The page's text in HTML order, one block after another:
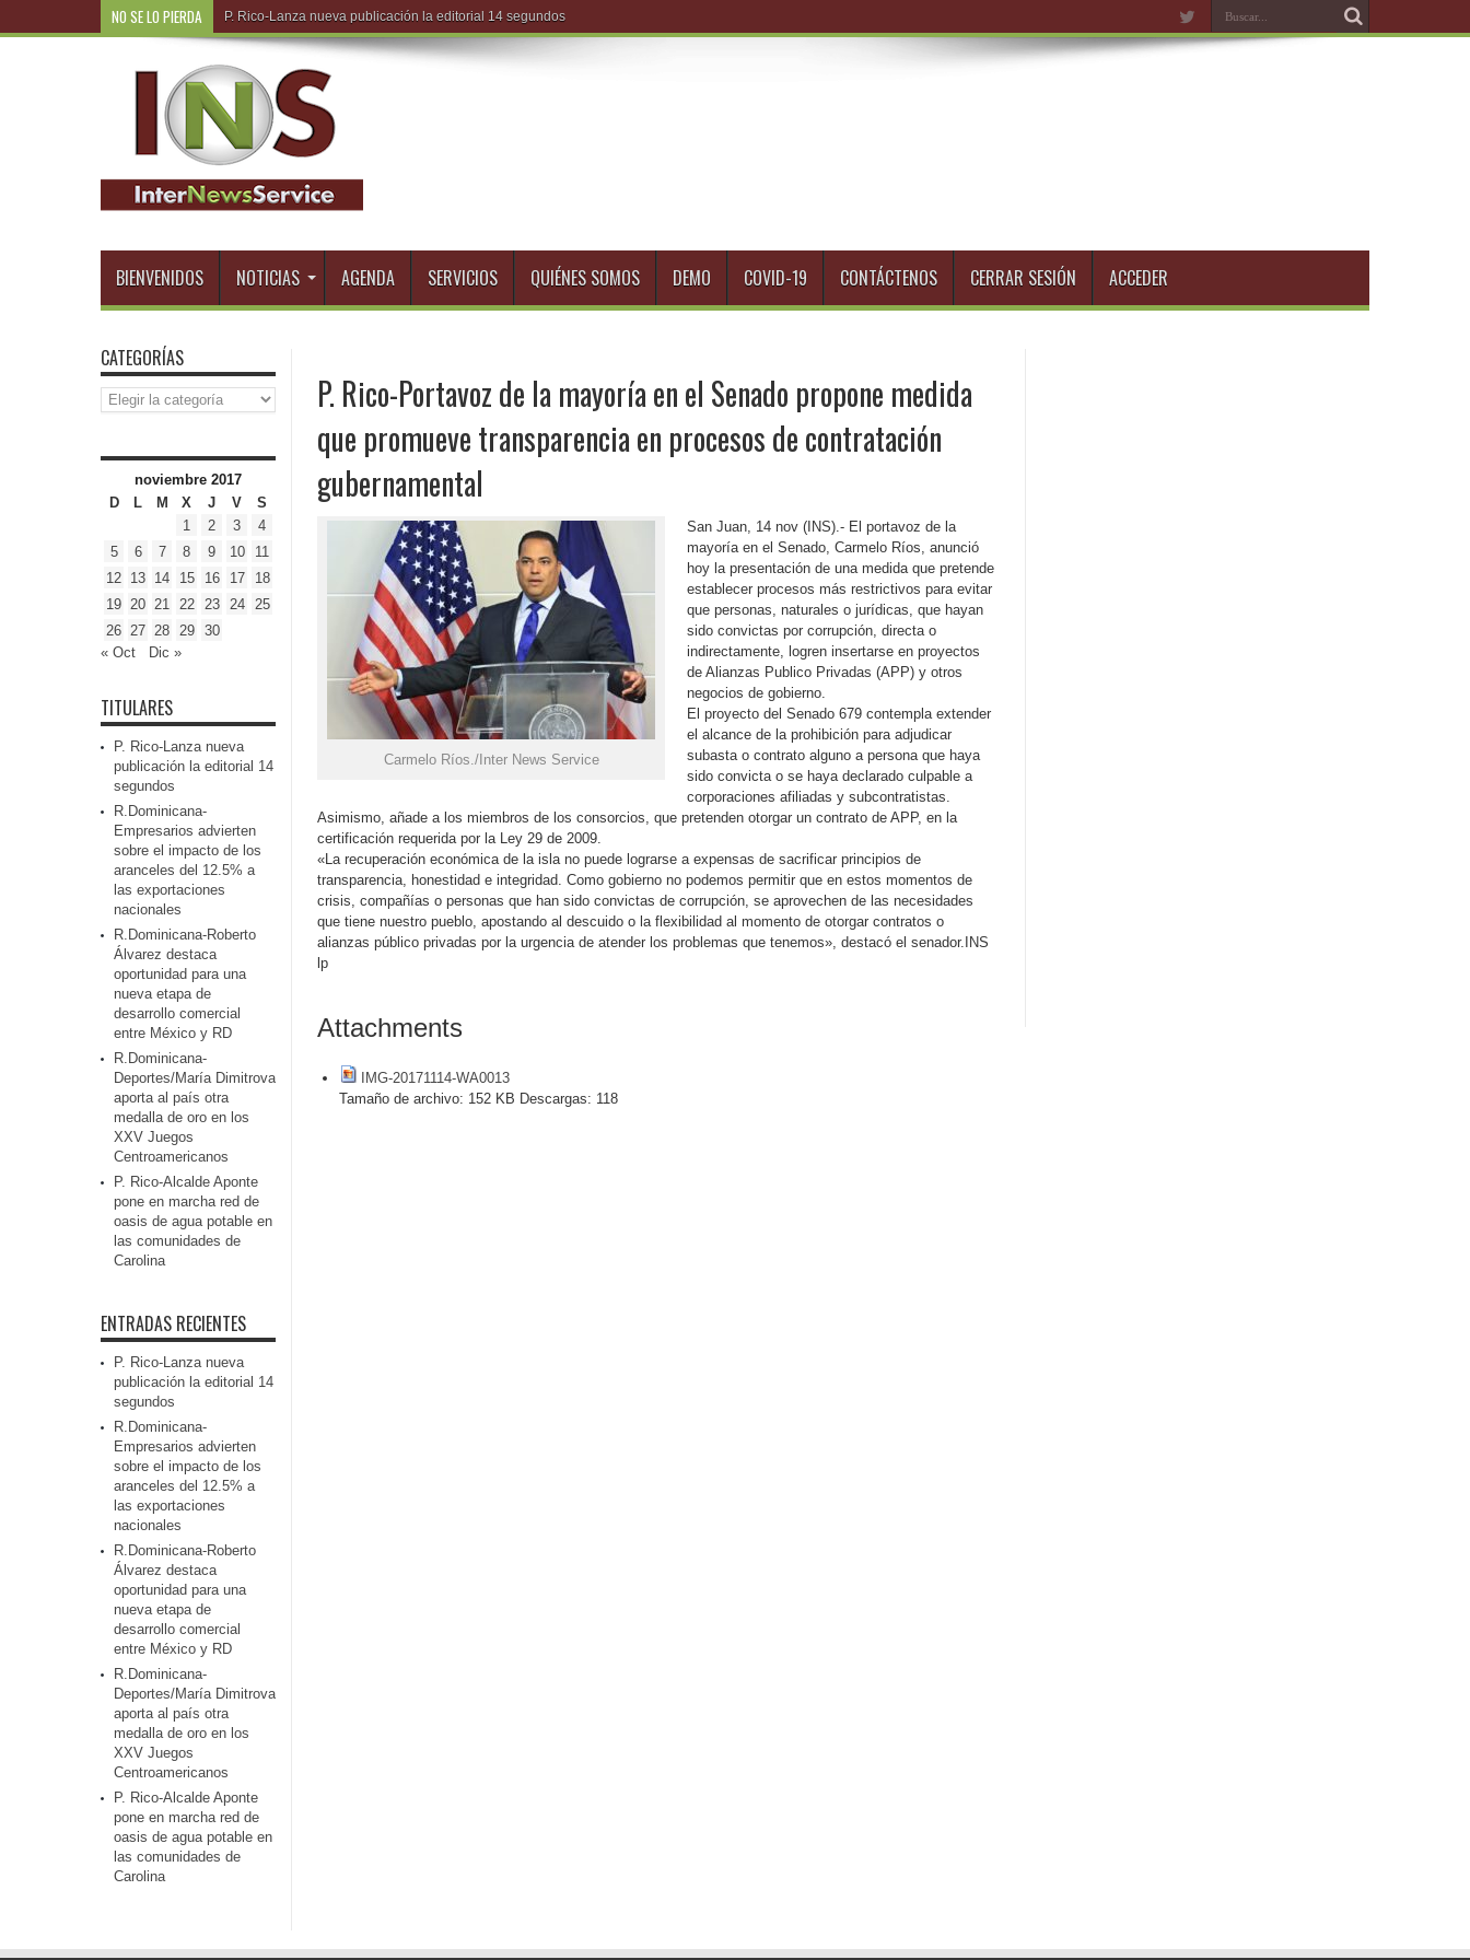
NO SE LO PIERDA R.Do
BIENVENIDOS NOTICIAS AGENDA SERVICIOS QUIÉNES SOMOS DEMO COVID-19 CONTÁCTENOS CERRAR SESIÓN ACCEDER
P. Rico-Portavoz de la mayoría en el Senado propone medida
que promueve transparencia en procesos de contratación
gubernamental
Carmelo Ríos./Inter News Service
San Juan, 14 nov (INS).- El portavoz de la
mayoría en el Senado, Carmelo Ríos, anunció
hoy la presentación de una medida que pretende
establecer procesos más restrictivos para evitar
que personas, naturales o jurídicas, que hayan
sido convictas por corrupción, directa o
indirectamente, logren insertarse en proyectos
de Alianzas Publico Privadas (APP) y otros
negocios de gobierno.
El proyecto del Senado 679 contempla extender
el alcance de la prohibición para adjudicar
subasta o contrato alguno a persona que haya
sido convicta o se haya declarado culpable a
corporaciones afiliadas y subcontratistas.
Asimismo, añade a los miembros de los consorcios, que pretenden otorgar un contrato de APP, en la
certificación requerida por la Ley 29 de 2009.
«La recuperación económica de la isla no puede lograrse a expensas de sacrificar principios de
transparencia, honestidad e integridad. Como gobierno no podemos permitir que en estos momentos de
crisis, compañías o personas que han sido convictas de corrupción, se aprovechen de las necesidades
que tiene nuestro pueblo, apostando al descuido o la flexibilidad al momento de otorgar contratos o
alianzas público privadas por la urgencia de atender los problemas que tenemos», destacó el senador.INS
lp
Attachments
IMG-20171114-WA0013
Tamaño de archivo: 152 KB Descargas: 118
CATEGORÍAS
Categorías
noviembre 2017
D
L M X J V
S
1
2 3
4
5
6 7 8 9 10
11
12 13 14 15 16 17
18
19 20 21 22 23 24
25
26 27 28 29
30
« Oct
Dic »
TITULARES
P. Rico-Lanza nueva
publicación la editorial 14
segundos
R.Dominicana-
Empresarios advierten
sobre el impacto de los
aranceles del 12.5% a
las exportaciones
nacionales
R.Dominicana-Roberto
Álvarez destaca
oportunidad para una
nueva etapa de
desarrollo comercial
entre México y RD
R.Dominicana-
Deportes/María Dimitrova
aporta al país otra
medalla de oro en los
XXV Juegos
Centroamericanos
P. Rico-Alcalde Aponte
pone en marcha red de
oasis de agua potable en
las comunidades de
Carolina
ENTRADAS RECIENTES
P. Rico-Lanza nueva
publicación la editorial 14
segundos
R.Dominicana-
Empresarios advierten
sobre el impacto de los
aranceles del 12.5% a
las exportaciones
nacionales
R.Dominicana-Roberto
Álvarez destaca
oportunidad para una
nueva etapa de
desarrollo comercial
entre México y RD
R.Dominicana-
Deportes/María Dimitrova
aporta al país otra
medalla de oro en los
XXV Juegos
Centroamericanos
P. Rico-Alcalde Aponte
pone en marcha red de
oasis de agua potable en
las comunidades de
Carolina